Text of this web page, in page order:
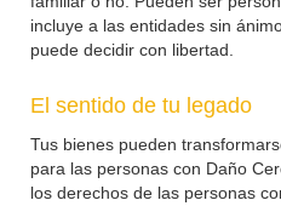
incluye a las entidades sin
puede decidir con libertad.
El sentido de tu legado
Tus bienes pueden
para las personas con Daño
los derechos de las personas